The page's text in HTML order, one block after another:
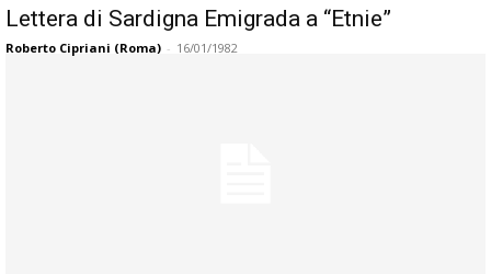
Lettera di Sardigna Emigrada a “Etnie”
Roberto Cipriani (Roma) - 16/01/1982